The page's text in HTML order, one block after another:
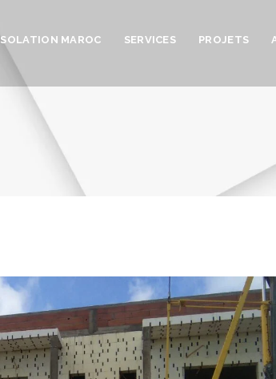
MAROC SERVICES PROJETS